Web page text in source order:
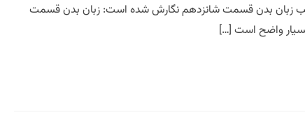
زبان بدن قسمت شانزدهم نگارش شده است: زبان بدن قسمت
واضح است […]